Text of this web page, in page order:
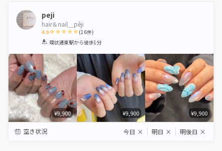
peji
hair＆nail＿pêji
4.9
1 2 3 4 5
(16件)
環状通東駅から徒歩1分
¥9,900 ¥9,900 ¥9,900
空き状況 今日 × 明日 × 明後日 ×